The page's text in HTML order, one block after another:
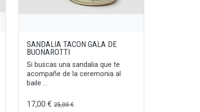
SANDALIA TACON GALA DE
BUONAROTTI
Si buscas una sandalia que te
acompañe de la ceremonia al
baile ...
17,00 €25,00 €